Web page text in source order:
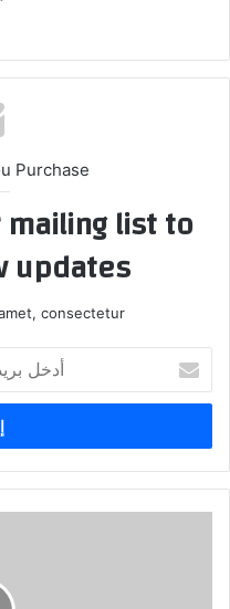
Purchase
list to
consectetur.
خ
ب
ر